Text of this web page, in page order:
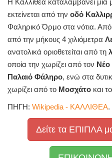
Η Καλλιθέα καταλαμβάνει μία
εκτείνεται από την οδό
Φαληρικό Όρμο στα νότια.
από την μήκους 4 χιλιόμετρα
ανατολικά οριοθετείται από τη
οποία την χωρίζει από τον
Παλαιό Φάληρο, ενώ στα
χωρίζει από το Μοσχάτο και
ΠΗΓΗ: Wikipedia - ΚΑΛΛΙΘΕΑ.
Δείτε τα ΕΠΙΠΛΑ